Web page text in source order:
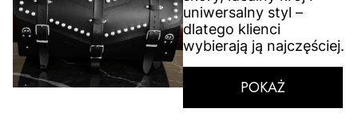
uniwersalny styl –
dlatego klienci
wybierają ją najczęściej.
POKAŻ